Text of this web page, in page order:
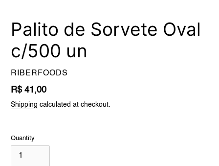
Palito de Sorvete Oval
c/500 un
VENDOR
RIBERFOODS
Regular
price
R$ 41,00
Shipping calculated at checkout.
Quantity